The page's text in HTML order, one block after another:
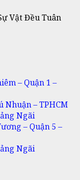
Vật Đều Tuân
– Quận 1 –
Nhuận – TPHCM
Ngãi
– Quận 5 –
Ngãi